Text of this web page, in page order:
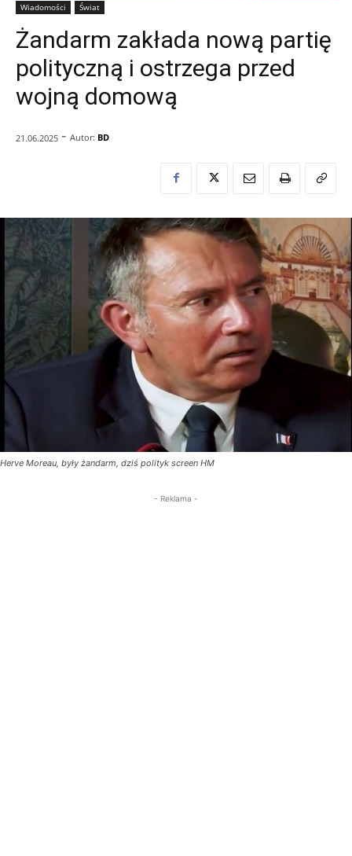
Wiadomości Świat
Żandarm zakłada nową partię
polityczną i ostrzega przed
wojną domową
21.06.2025 - Autor: BD
Herve Moreau, były żandarm, dziś polityk screen HM
- Reklama -